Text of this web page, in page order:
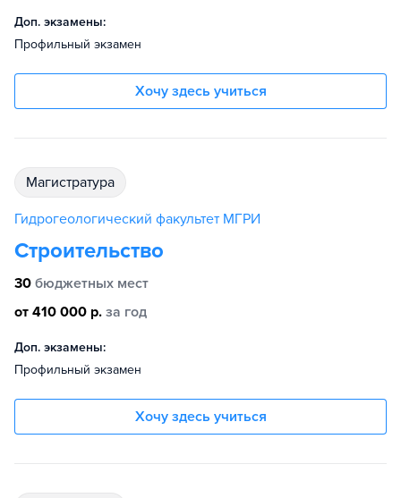
Доп. экзамены:
Профильный экзамен
Хочу здесь учиться
магистратура
Гидрогеологический факультет МГРИ
Строительство
30 бюджетных мест
от 410 000 р. за год
Доп. экзамены:
Профильный экзамен
Хочу здесь учиться